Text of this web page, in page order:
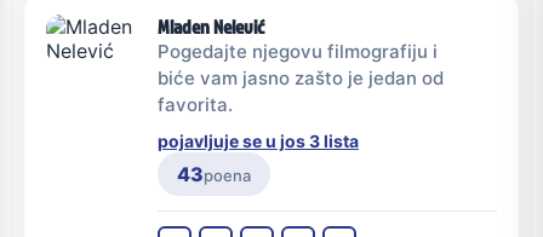
Mladen Nelević
Pogedajte njegovu filmografiju i
biće vam jasno zašto je jedan od
favorita.
pojavljuje se u jos 3 lista
43poena